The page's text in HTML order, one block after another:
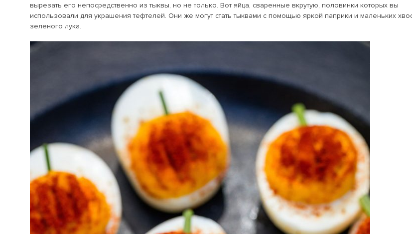
вырезать его непосредственно из тыквы, но не только. Вот яйца, сваренные вкрутую, половинки которых вы
использовали для украшения тефтелей. Они же могут стать тыквами с помощью яркой паприки и маленьких
зеленого лука.